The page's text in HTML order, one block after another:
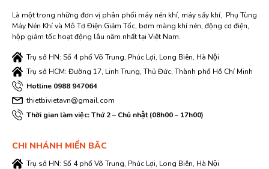
Là một trong những đơn vị phân phối máy nén khí, máy sấy khí, Phụ Tùng
Máy Nén Khí và Mô Tơ Điện Giảm Tốc, bơm màng khí nén, động cơ điện,
hộp giảm tốc hoạt động lâu năm nhất tại Việt Nam.
Trụ sở HN: Số 4 phố Võ Trung, Phúc Lợi, Long Biên, Hà Nội
Trụ sở HCM: Đường 17, Linh Trung, Thủ Đức, Thành phố Hồ Chí Minh
Hotline 0988 947064
thietbivietavn@gmail.com
Thời gian làm việc: Thứ 2 – Chủ nhật (08h00 – 17h00)
CHI NHÁNH MIỀN BĂC
Trụ sở HN: Số 4 phố Võ Trung, Phúc Lợi, Long Biên, Hà Nội